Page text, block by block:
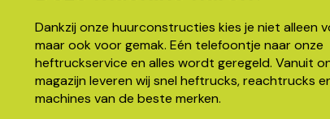
Dankzij onze huurconstructies kies je niet alleen
maar ook voor gemak. Eén telefoontje naar onze
heftruckservice en alles wordt geregeld. Vanuit
magazijn leveren wij snel heftrucks, reachtrucks
machines van de beste merken.